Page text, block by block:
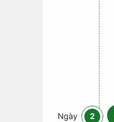
Ngày 2